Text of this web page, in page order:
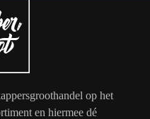
op het
en hiermee dé